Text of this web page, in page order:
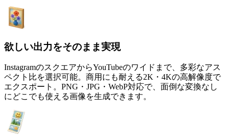
欲しい出力をそのまま実現
InstagramのスクエアからYouTubeのワイドまで、多彩なアス
ペクト比を選択可能。商用にも耐える2K・4Kの高解像度で
エクスポート。PNG・JPG・WebP対応で、面倒な変換なし
にどこでも使える画像を生成できます。